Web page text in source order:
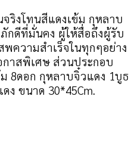
ริงโทนสีแดงเข้ม กุหลาบ
กดีที่มั่นคง ผู้ให้สื่อถึงผู้รับ
ความสำเร็จในทุกๆอย่าง
าสพิเศษ ส่วนประกอบ
8ดอก กุหลาบจิ๋วแดง 1บูธ
ง ขนาด 30*45Cm.